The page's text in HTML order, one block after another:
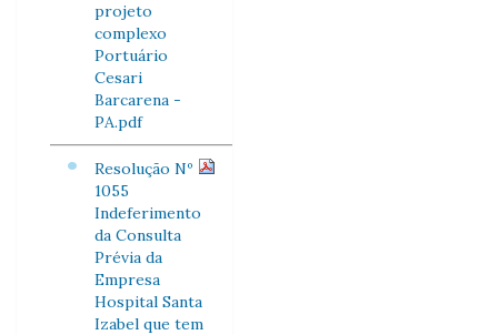
projeto
complexo
Portuário
Cesari
Barcarena -
PA.pdf
Resolução Nº
1055
Indeferimento
da Consulta
Prévia da
Empresa
Hospital Santa
Izabel que tem